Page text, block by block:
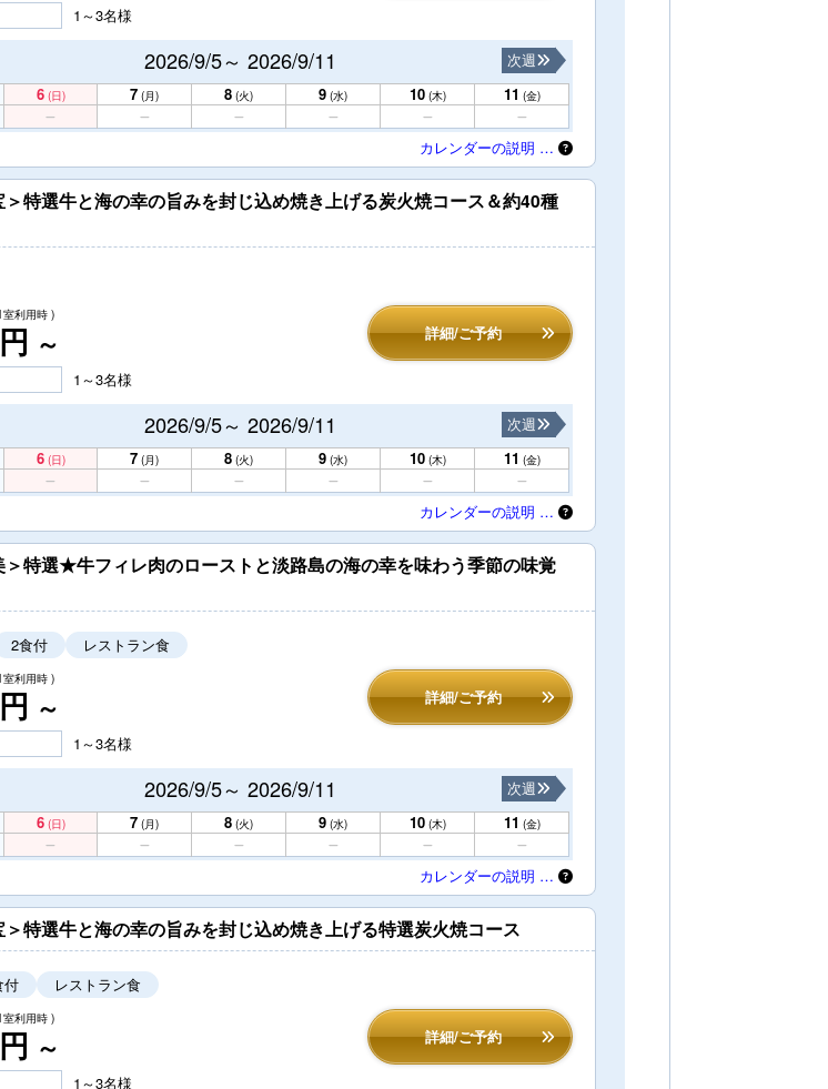
1～3名様
2026/9/5～ 2026/9/11
次週
6 (日) 7 (月) 8 (火) 9 (水) 10 (木) 11 (金)
カレンダーの説明 …
特選牛と海の幸の旨みを封じ込め焼き上げる炭火焼コース＆約40種
利用時 )
～ 詳細/ご予約
1～3名様
2026/9/5～ 2026/9/11
次週
6 (日) 7 (月) 8 (火) 9 (水) 10 (木) 11 (金)
カレンダーの説明 …
＞特選★牛フィレ肉のローストと淡路島の海の幸を味わう季節の味覚
2食付 レストラン食
利用時 )
～ 詳細/ご予約
1～3名様
2026/9/5～ 2026/9/11
次週
6 (日) 7 (月) 8 (火) 9 (水) 10 (木) 11 (金)
カレンダーの説明 …
特選牛と海の幸の旨みを封じ込め焼き上げる特選炭火焼コース
付 レストラン食
利用時 )
～ 詳細/ご予約
1～3名様